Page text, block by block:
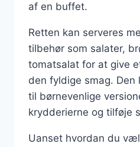
af en buffet.
Retten kan serveres
tilbehør som salater,
tomatsalat for at give
den fyldige smag. Den
til børnevenlige
krydderierne og tilføje
Uanset hvordan du